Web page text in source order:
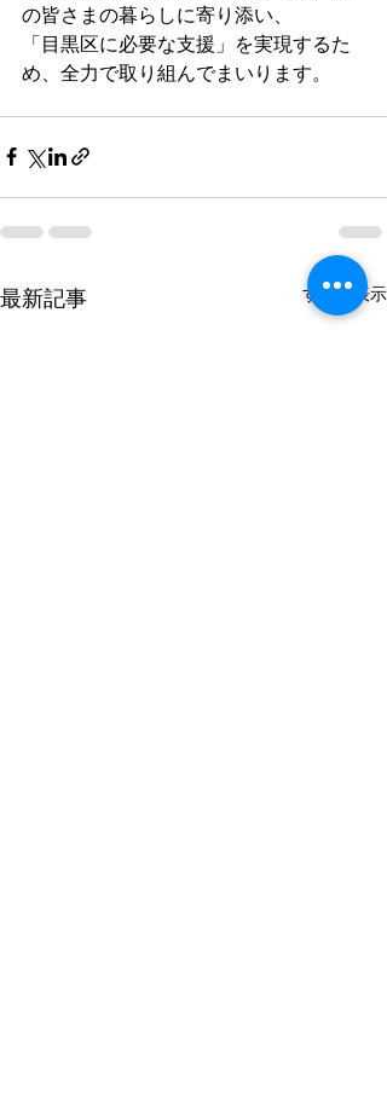
の皆さまの暮らしに寄り添い、
「目黒区に必要な支援」を実現するた
め、全力で取り組んでまいります。
最新記事 すべて表示